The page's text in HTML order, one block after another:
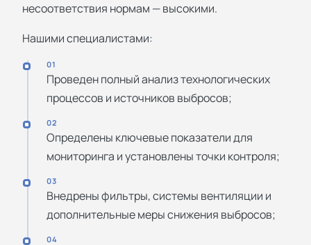
несоответствия нормам — высокими.
Нашими специалистами:
01
Проведен полный анализ технологических
процессов и источников выбросов;
02
Определены ключевые показатели для
мониторинга и установлены точки контроля;
03
Внедрены фильтры, системы вентиляции и
дополнительные меры снижения выбросов;
04